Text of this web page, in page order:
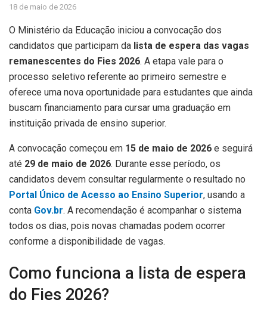
18 de maio de 2026
O Ministério da Educação iniciou a convocação dos
candidatos que participam da lista de espera das vagas
remanescentes do Fies 2026. A etapa vale para o
processo seletivo referente ao primeiro semestre e
oferece uma nova oportunidade para estudantes que ainda
buscam financiamento para cursar uma graduação em
instituição privada de ensino superior.
A convocação começou em 15 de maio de 2026 e seguirá
até 29 de maio de 2026. Durante esse período, os
candidatos devem consultar regularmente o resultado no
Portal Único de Acesso ao Ensino Superior, usando a
conta Gov.br. A recomendação é acompanhar o sistema
todos os dias, pois novas chamadas podem ocorrer
conforme a disponibilidade de vagas.
Como funciona a lista de espera
do Fies 2026?